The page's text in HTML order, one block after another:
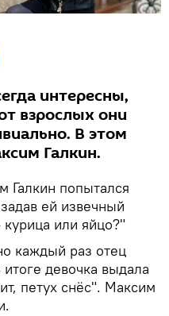
интересны,
взрослых они
В этом
Галкин.
Галкин попытался
ей извечный
или яйцо?"
каждый раз отец
девочка выдала
петух снёс". Максим